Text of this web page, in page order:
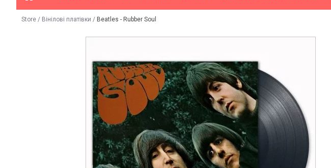
Store / Вінілові платівки / Beatles - Rubber Soul